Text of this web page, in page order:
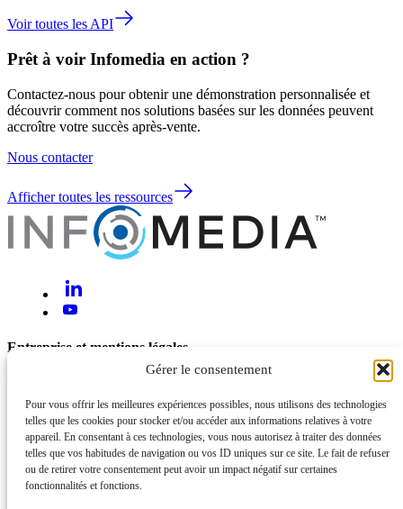
Gérer le consentement
Pour vous offrir les meilleures expériences possibles, nous utilisons des technologies
telles que les cookies pour stocker et/ou accéder aux informations relatives à votre
appareil. En consentant à ces technologies, vous nous autorisez à traiter des données
telles que vos habitudes de navigation ou vos ID uniques sur ce site. Le fait de refuser
ou de retirer votre consentement peut avoir un impact négatif sur certaines
fonctionnalités et fonctions.
Voir toutes les API
Prêt à voir Infomedia en action ?
Contactez-nous pour obtenir une démonstration personnalisée et
découvrir comment nos solutions basées sur les données peuvent
accroître votre succès après-vente.
Nous contacter
Afficher toutes les ressources
Entreprise et mentions légales
Nous contacter
Aide et assistance
Mentions légales et confidentialité
Cybersécurité et sécurité de l’information